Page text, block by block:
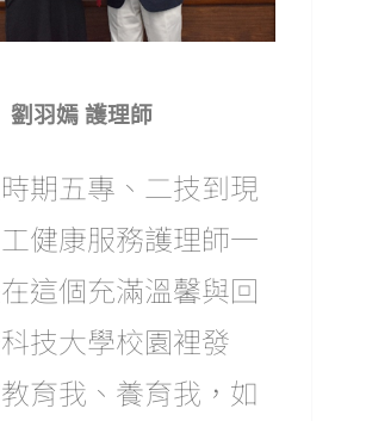
劉羽嫣 護理師
期五專、二技到現
健康服務護理師一
這個充滿溫馨與回
技大學校園裡發
育我、養育我，如